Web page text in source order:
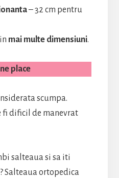
– 32 cm pentru
mai multe dimensiuni.
place
scumpa.
fi dificil de manevrat
salteaua si sa iti
Salteaua ortopedica